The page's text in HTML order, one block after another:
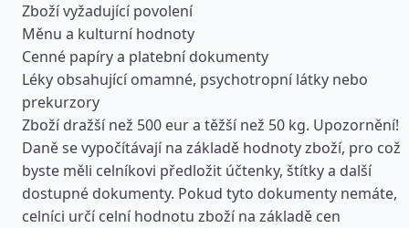
Zboží vyžadující povolení
Měnu a kulturní hodnoty
Cenné papíry a platební dokumenty
Léky obsahující omamné, psychotropní látky nebo
prekurzory
Zboží dražší než 500 eur a těžší než 50 kg. Upozornění!
Daně se vypočítávají na základě hodnoty zboží, pro což
byste měli celníkovi předložit účtenky, štítky a další
dostupné dokumenty. Pokud tyto dokumenty nemáte,
celníci určí celní hodnotu zboží na základě cen